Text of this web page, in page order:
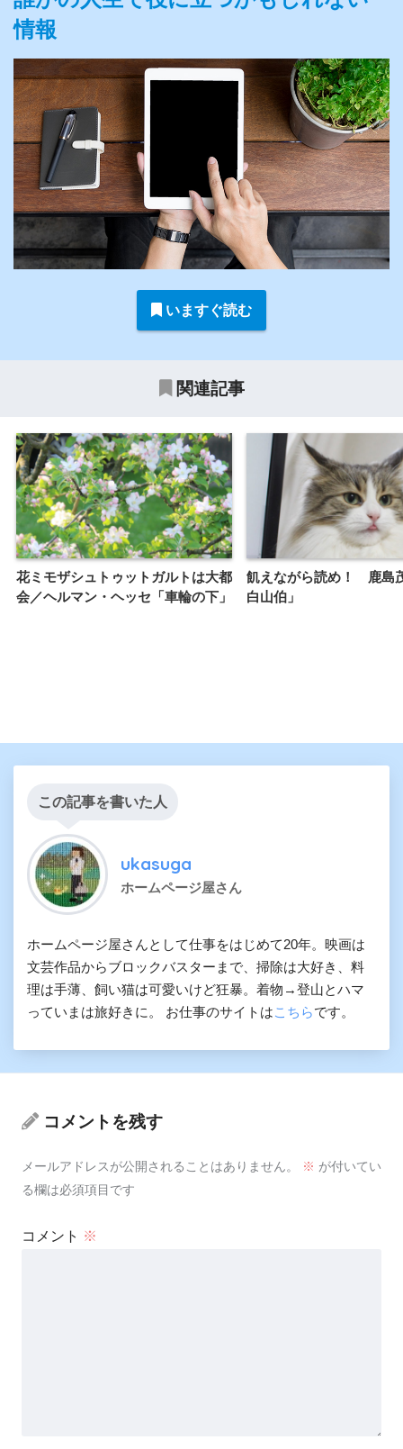
情報
いますぐ読む
関連記事
花ミモザシュトゥットガルトは大都
会／ヘルマン・ヘッセ「車輪の下」
飢えながら読め！ 鹿
白山伯」
この記事を書いた人
ukasuga
ホームページ屋さん
ホームページ屋さんとして仕事をはじめて20年。映画は
文芸作品からブロックバスターまで、掃除は大好き、料
理は手薄、飼い猫は可愛いけど狂暴。着物→登山とハマ
っていまは旅好きに。 お仕事のサイトはこちらです。
コメントを残す
メールアドレスが公開されることはありません。 ※ が付いてい
る欄は必須項目です
コメント ※